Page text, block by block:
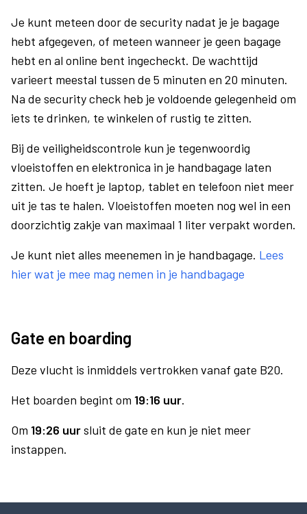
Je kunt meteen door de security nadat je je bagage
hebt afgegeven, of meteen wanneer je geen bagage
hebt en al online bent ingecheckt. De wachttijd
varieert meestal tussen de 5 minuten en 20 minuten.
Na de security check heb je voldoende gelegenheid om
iets te drinken, te winkelen of rustig te zitten.
Bij de veiligheidscontrole kun je tegenwoordig
vloeistoffen en elektronica in je handbagage laten
zitten. Je hoeft je laptop, tablet en telefoon niet meer
uit je tas te halen. Vloeistoffen moeten nog wel in een
doorzichtig zakje van maximaal 1 liter verpakt worden.
Je kunt niet alles meenemen in je handbagage. Lees
hier wat je mee mag nemen in je handbagage
Gate en boarding
Deze vlucht is inmiddels vertrokken vanaf gate B20.
Het boarden begint om 19:16 uur.
Om 19:26 uursluit de gate en kun je niet meer
instappen.